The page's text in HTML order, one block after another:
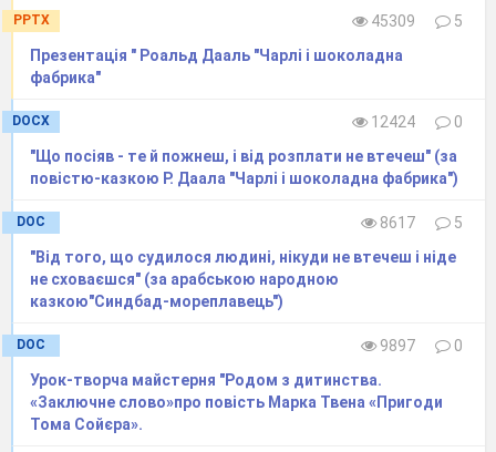
порцеляни
Що чують?
Шум моря,
Дзвін
прив’язаних
Чим
богдихана?
Природна краса
живого світу
Штучна краса
палацу
- А в цей час ми просуваємося далі. Але тепер наш
шлях спрямований не в довжину, а вглиб.
- На попередніх уроках ми вже говорили про основну
думку казки. А чи зможете ви довести, що «Соловей» -
PPTX 45309
5
Презентація " Роальд Дааль "Чарлі і шоколадна
фабрика"
DOCX 12424
0
"Що посіяв - те й пожнеш, і від розплати не втечеш" (за
повістю-казкою Р. Даала "Чарлі і шоколадна фабрика")
DOC 8617
5
"Від того, що судилося людині, нікуди не втечеш і ніде
не сховаєшся" (за арабською народною
казкою"Синдбад-мореплавець")
DOC 9897
0
Урок-творча майстерня "Родом з дитинства.
«Заключне слово»про повість Марка Твена «Пригоди
Тома Сойєра».